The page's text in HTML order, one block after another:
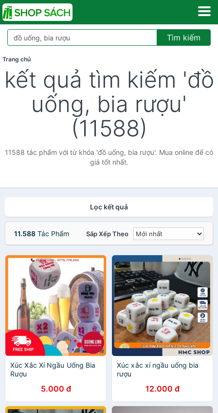
Tìm kiếm
Trang chủ
kết quả tìm kiếm 'đồ
uống, bia rượu'
(11588)
11588 tác phẩm với từ khóa 'đồ uống, bia rượu'. Mua online để có
giá tốt nhất.
Lọc kết quả
11.588 Tác Phẩm Sắp Xếp Theo
Xúc Xắc Xí Ngầu Uống Bia
Rượu
5.000 đ
Xúc xắc xí ngầu uống bia
rượu
12.000 đ